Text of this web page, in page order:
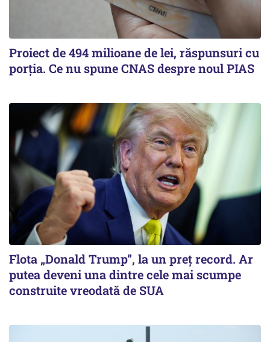
Proiect de 494 milioane de lei, răspunsuri cu
porția. Ce nu spune CNAS despre noul PIAS
Flota „Donald Trump”, la un preț record. Ar
putea deveni una dintre cele mai scumpe
construite vreodată de SUA